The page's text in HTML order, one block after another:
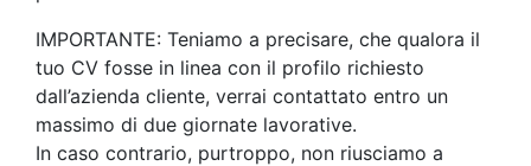
IMPORTANTE: Teniamo a precisare, che qualora il
tuo CV fosse in linea con il profilo richiesto
dall’azienda cliente, verrai contattato entro un
massimo di due giornate lavorative.
In caso contrario, purtroppo, non riusciamo a